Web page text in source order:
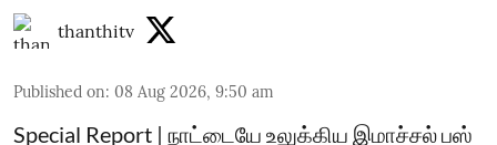
thanthitv
Published on: 08 Aug 2026, 9:50 am
Special Report | நாட்டையே உலுக்கிய இமாச்சல் பஸ்